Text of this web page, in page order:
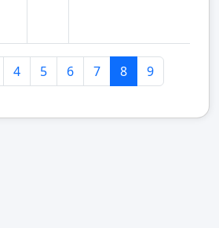
4 5 6 7 8 9